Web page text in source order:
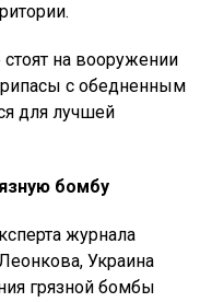
на вооружении
с обедненным
для лучшей
бомбу
журнала
Украина
грязной бомбы